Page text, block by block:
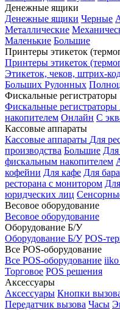
Денежные ящики
Денежные ящики Черные
Металлические
Маленькие Большие
Принтеры этикеток
Принтеры этикеток
Этикеток, чеков, штрих-
Больших Рулонных
Фискальные регистраторы
Фискальные регистраторы
накопителем Онлайн С
Кассовые аппараты
Кассовые аппараты Для
производства Большие
фискальным накопителем
кофейни Для кафе Для бара
ресторана с монитором
юридческих лиц
Весовое оборудование
Весовое оборудование
Оборудование Б/У
Оборудование Б/У POS-
Все POS-оборудование
Все POS-оборудование iiko
Торговое POS решения
Аксессуары
Аксессуары Кнопки
Передатчик вызова Часы